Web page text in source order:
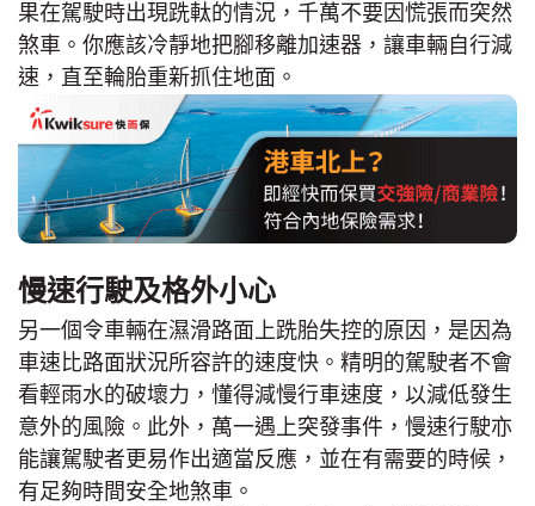
果在駕駛時出現跣軚的情況，千萬不要因慌張而突然
煞車。你應該冷靜地把腳移離加速器，讓車輛自行減
速，直至輪胎重新抓住地面。
慢速行駛及格外小心
另一個令車輛在濕滑路面上跣胎失控的原因，是因為
車速比路面狀況所容許的速度快。精明的駕駛者不會
看輕雨水的破壞力，懂得減慢行車速度，以減低發生
意外的風險。此外，萬一遇上突發事件，慢速行駛亦
能讓駕駛者更易作出適當反應，並在有需要的時候，
有足夠時間安全地煞車。